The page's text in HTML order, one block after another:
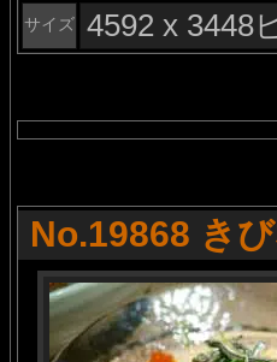
サイズ 4592 x 3448
No.19868 き